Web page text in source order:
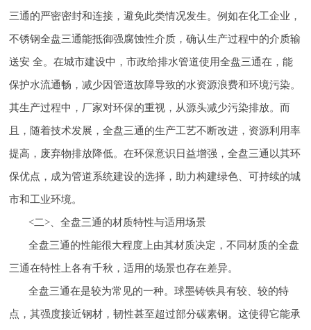
三通的严密密封和连接，避免此类情况发生。例如在化工企业，
不锈钢全盘三通能抵御强腐蚀性介质，确认生产过程中的介质输
送安 全。在城市建设中，市政给排水管道使用全盘三通在，能
保护水流通畅，减少因管道故障导致的水资源浪费和环境污染。
其生产过程中，厂家对环保的重视，从源头减少污染排放。而
且，随着技术发展，全盘三通的生产工艺不断改进，资源利用率
提高，废弃物排放降低。在环保意识日益增强，全盘三通以其环
保优点，成为管道系统建设的选择，助力构建绿色、可持续的城
市和工业环境。
<二>、全盘三通的材质特性与适用场景
全盘三通的性能很大程度上由其材质决定，不同材质的全盘
三通在特性上各有千秋，适用的场景也存在差异。
全盘三通在是较为常见的一种。球墨铸铁具有较、较的特
点，其强度接近钢材，韧性甚至超过部分碳素钢。这使得它能承